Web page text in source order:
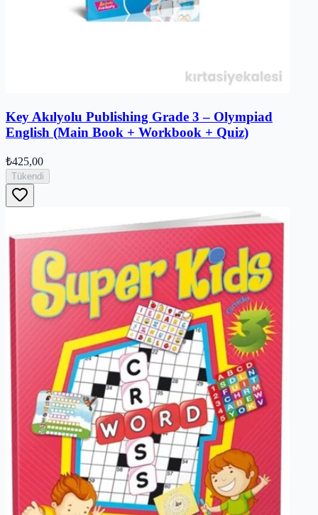
Key Akılyolu Publishing Grade 3 – Olympiad
English (Main Book + Workbook + Quiz)
₺425,00
Tükendi